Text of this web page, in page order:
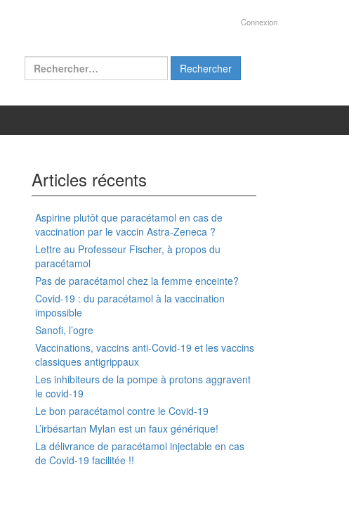
Connexion
Rechercher :
Articles récents
Aspirine plutôt que paracétamol en cas de
vaccination par le vaccin Astra-Zeneca ?
Lettre au Professeur Fischer, à propos du
paracétamol
Pas de paracétamol chez la femme enceinte?
Covid-19 : du paracétamol à la vaccination
impossible
Sanofi, l’ogre
Vaccinations, vaccins anti-Covid-19 et les vaccins
classiques antigrippaux
Les inhibiteurs de la pompe à protons aggravent
le covid-19
Le bon paracétamol contre le Covid-19
L’irbésartan Mylan est un faux générique!
La délivrance de paracétamol injectable en cas
de Covid-19 facilitée !!